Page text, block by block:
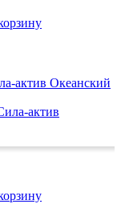
актив Океанский